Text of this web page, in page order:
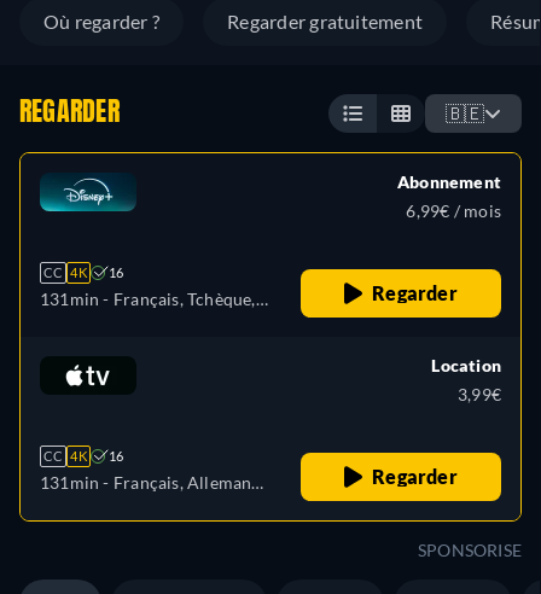
Où regarder ? Regarder gratuitement
REGARDER 🇧🇪
CC 4K 16
131min - Français, Tchèque,
Espagnol (latino-américain),
Français (Canada), Hongrois,
Portugais (Brésil), Turc
Abonnement
6,99€ / mois
Regarder
CC 4K 16
131min - Français, Allemand,
Location
3,99€
Regarder
SPONSORISE